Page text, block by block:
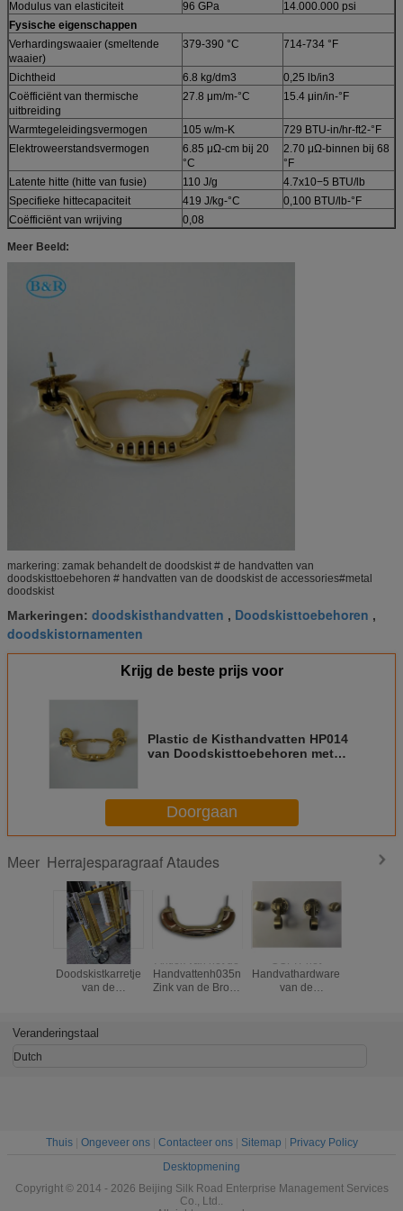
Modulus van elasticiteit
96 GPa
14.000.000 psi
Fysische eigenschappen
Verhardingswaaier (smeltende
waaier)
379-390 °C 714-734 °F
Dichtheid 6.8 kg/dm3
0,25 lb/in3
Coëfficiënt van thermische
uitbreiding
27.8 μm/m-°C 15.4 μin/in-°F
Warmtegeleidingsvermogen 105 w/m-K
729 BTU-in/hr-ft2-°F
Elektroweerstandsvermogen
6.85 μΩ-cm bij 20
°C
2.70 μΩ-binnen bij 68
°F
Latente hitte (hitte van fusie)
110 J/g
4.7x10−5 BTU/lb
Specifieke hittecapaciteit
419 J/kg-°C
0,100 BTU/lb-°F
Coëfficiënt van wrijving
0,08
Meer Beeld:
markering: zamak behandelt de doodskist # de handvatten van
doodskisttoebehoren # handvatten van de doodskist de accessories#metal
doodskist
Markeringen: doodskisthandvatten , Doodskisttoebehoren ,
doodskistornamenten
Krijg de beste prijs voor
Plastic de Kisthandvatten HP014
van Doodskisttoebehoren met
Doorgaan
Meer Herrajesparagraaf Ataudes
De
Doodskistkarretje
van de
Antiek van het de
Handvattenh035n
Zink van de Brons
CCPIT-het
Handvathardware
van de
Veranderingstaal
Dutch
Thuis| Ongeveer ons| Contacteer ons| Sitemap
Privacy Policy
Desktopmening
Copyright © 2014 - 2026 Beijing Silk Road Enterprise Management Services
Co., Ltd..